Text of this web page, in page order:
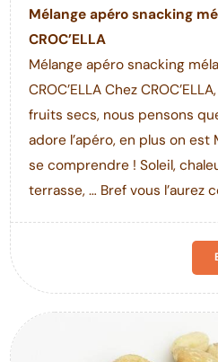
Mélange apéro snacking
CROC’ELLA
Mélange apéro snacking
CROC’ELLA Chez
fruits secs, nous pensons
adore l’apéro, en plus on
se comprendre ! Soleil,
terrasse, … Bref vous l’aurez